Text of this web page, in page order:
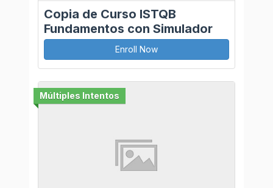
Copia de Curso ISTQB
Fundamentos con Simulador
Enroll Now
Múltiples Intentos